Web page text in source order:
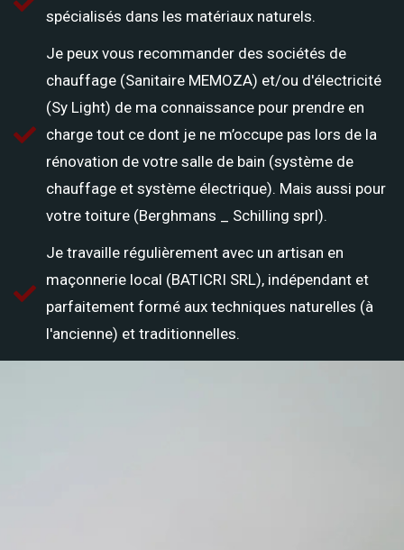
spécialisés dans les matériaux naturels.
Je peux vous recommander des sociétés de
chauffage (Sanitaire MEMOZA) et/ou d'électricité
(Sy Light) de ma connaissance pour prendre en
charge tout ce dont je ne m’occupe pas lors de la
rénovation de votre salle de bain (système de
chauffage et système électrique). Mais aussi pour
votre toiture (Berghmans _ Schilling sprl).
Je travaille régulièrement avec un artisan en
maçonnerie local (BATICRI SRL), indépendant et
parfaitement formé aux techniques naturelles (à
l'ancienne) et traditionnelles.